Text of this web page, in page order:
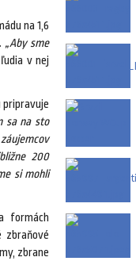
na 1,6
„Aby sme
v nej
pripravuje
sa na sto
200
si mohli
formách
zbraňové
zbrane